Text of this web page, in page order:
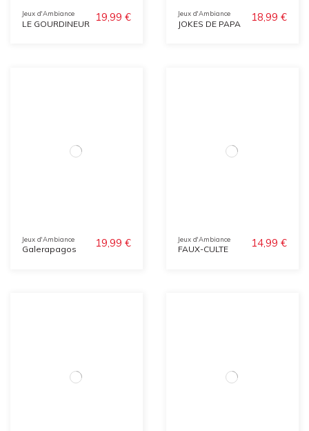
Jeux d'Ambiance
LE GOURDINEUR 19,99 € Jeux d'Ambiance
JOKES DE PAPA 18,99 €
Jeux d'Ambiance
Galerapagos 19,99 € Jeux d'Ambiance
FAUX-CULTE 14,99 €